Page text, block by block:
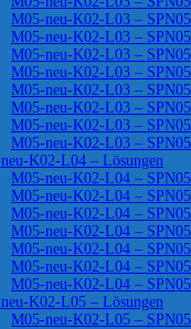
M05-neu-K02-L03 –
M05-neu-K02-L03 –
M05-neu-K02-L03 –
M05-neu-K02-L03 –
M05-neu-K02-L03 –
M05-neu-K02-L03 –
M05-neu-K02-L03 –
M05-neu-K02-L03 –
K02-L04 – Lösungen
M05-neu-K02-L04 –
M05-neu-K02-L04 –
M05-neu-K02-L04 –
M05-neu-K02-L04 –
M05-neu-K02-L04 –
M05-neu-K02-L04 –
M05-neu-K02-L04 –
K02-L05 – Lösungen
M05-neu-K02-L05 –